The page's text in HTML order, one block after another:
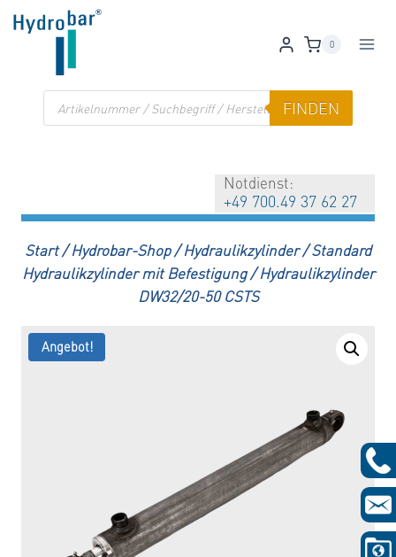
Zum
Inhalt
0
Products
search
FINDEN
Notdienst:
+49 700.49 37 62 27
Start / Hydrobar-Shop / Hydraulikzylinder / Standard
Hydraulikzylinder mit Befestigung /Hydraulikzylinder
DW32/20-50 CSTS
Angebot!